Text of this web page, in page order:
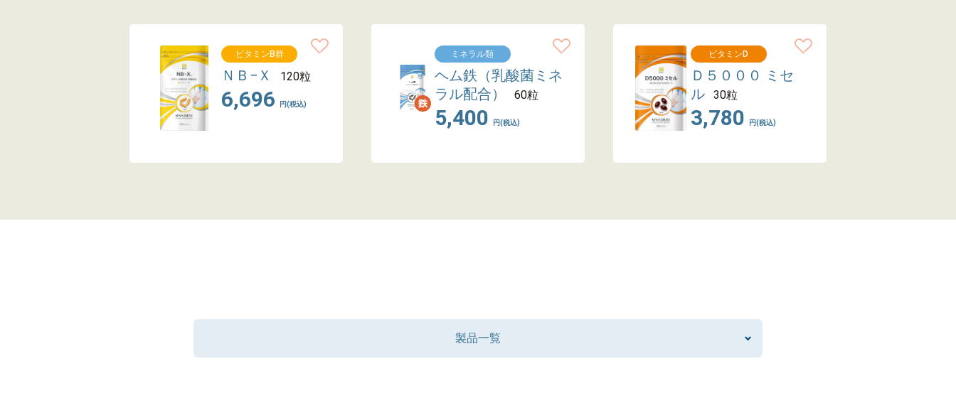
ビタミンB群
ＮＢ−Ｘ 120粒
6,696 円(税込)
ミネラル類
ヘム鉄（乳酸菌ミネ
ラル配合）
60粒
5,400 円(税込)
ビタミンD
Ｄ５０００ ミセ
ル
30粒
3,780 円(税込)
製品一覧